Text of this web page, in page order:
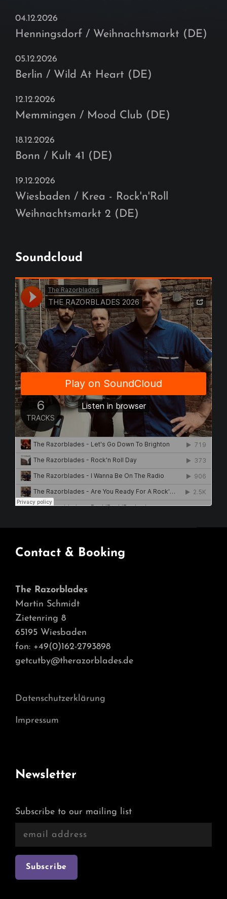
04.12.2026
Henningsdorf / Weihnachtsmarkt (DE)
05.12.2026
Berlin / Wild At Heart (DE)
12.12.2026
Memmingen / Mood Club (DE)
18.12.2026
Bonn / Kult 41 (DE)
19.12.2026
Wiesbaden / Krea - Rock'n'Roll
Weihnachtsmarkt 2 (DE)
Soundcloud
Contact & Booking
The Razorblades
Martin Schmidt
Zietenring 8
65195 Wiesbaden
fon: +49(0)162-2793898
getcutby@therazorblades.de
Datenschutzerklärung
Impressum
Newsletter
Subscribe to our mailing list